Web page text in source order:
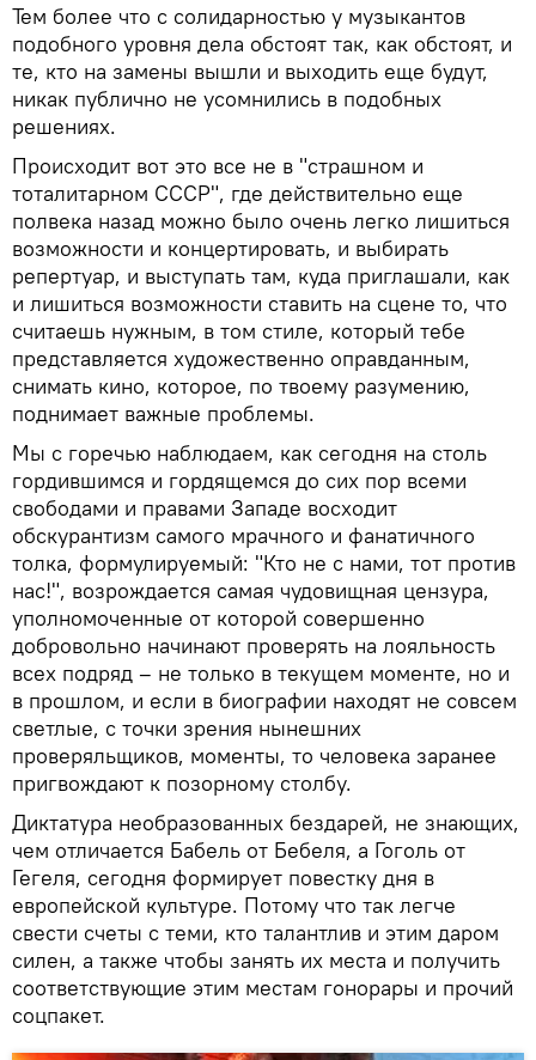
Тем более что с солидарностью у музыкантов
подобного уровня дела обстоят так, как обстоят, и
те, кто на замены вышли и выходить еще будут,
никак публично не усомнились в подобных
решениях.
Происходит вот это все не в "страшном и
тоталитарном СССР", где действительно еще
полвека назад можно было очень легко лишиться
возможности и концертировать, и выбирать
репертуар, и выступать там, куда приглашали, как
и лишиться возможности ставить на сцене то, что
считаешь нужным, в том стиле, который тебе
представляется художественно оправданным,
снимать кино, которое, по твоему разумению,
поднимает важные проблемы.
Мы с горечью наблюдаем, как сегодня на столь
гордившимся и гордящемся до сих пор всеми
свободами и правами Западе восходит
обскурантизм самого мрачного и фанатичного
толка, формулируемый: "Кто не с нами, тот против
нас!", возрождается самая чудовищная цензура,
уполномоченные от которой совершенно
добровольно начинают проверять на лояльность
всех подряд – не только в текущем моменте, но и
в прошлом, и если в биографии находят не совсем
светлые, с точки зрения нынешних
проверяльщиков, моменты, то человека заранее
пригвождают к позорному столбу.
Диктатура необразованных бездарей, не знающих,
чем отличается Бабель от Бебеля, а Гоголь от
Гегеля, сегодня формирует повестку дня в
европейской культуре. Потому что так легче
свести счеты с теми, кто талантлив и этим даром
силен, а также чтобы занять их места и получить
соответствующие этим местам гонорары и прочий
соцпакет.